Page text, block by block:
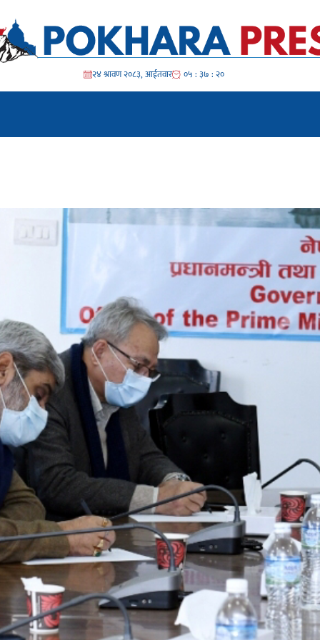
२४ श्रावण २०८३, आईतवार ०५ : ३७ : २१